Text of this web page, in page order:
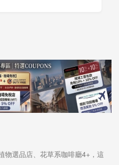
物選品店、花草系咖啡廳4+，這